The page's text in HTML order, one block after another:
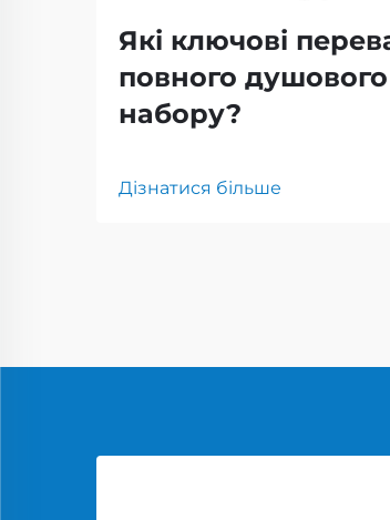
Які ключові
повного душового
набору?
Дізнатися більше